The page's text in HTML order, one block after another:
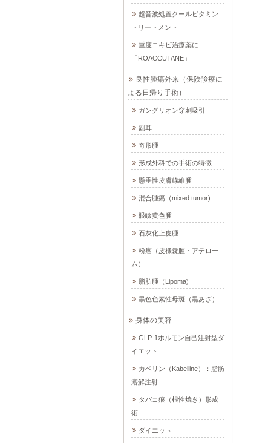
超音波処置クールビタミン
トリートメント
重度ニキビ治療薬に
「ROACCUTANE」
良性腫瘍外来（保険診療に
よる日帰り手術）
ガングリオン穿刺吸引
副耳
奇形腫
形成外科での手術の特徴
懸垂性皮膚線維腫
混合腫瘍（mixed tumor)
眼瞼黄色腫
石灰化上皮腫
粉瘤（皮様嚢腫・アテロー
ム）
脂肪腫（Lipoma)
黒色色素性母斑（黒あざ）
身体の美容
GLP-1ホルモン自己注射型ダ
イエット
カベリン（Kabelline）：脂肪
溶解注射
タバコ痕（根性焼き）形成
術
ダイエット